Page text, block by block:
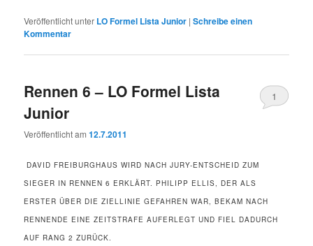
Veröffentlicht unter LO Formel Lista Junior |Schreibe einen
Kommentar
Rennen 6 – LO Formel Lista
Junior
Veröffentlicht am12.7.2011
1
DAVID FREIBURGHAUS WIRD NACH JURY-ENTSCHEID ZUM
SIEGER IN RENNEN 6 ERKLÄRT. PHILIPP ELLIS, DER ALS
ERSTER ÜBER DIE ZIELLINIE GEFAHREN WAR, BEKAM NACH
RENNENDE EINE ZEITSTRAFE AUFERLEGT UND FIEL DADURCH
AUF RANG 2 ZURÜCK.